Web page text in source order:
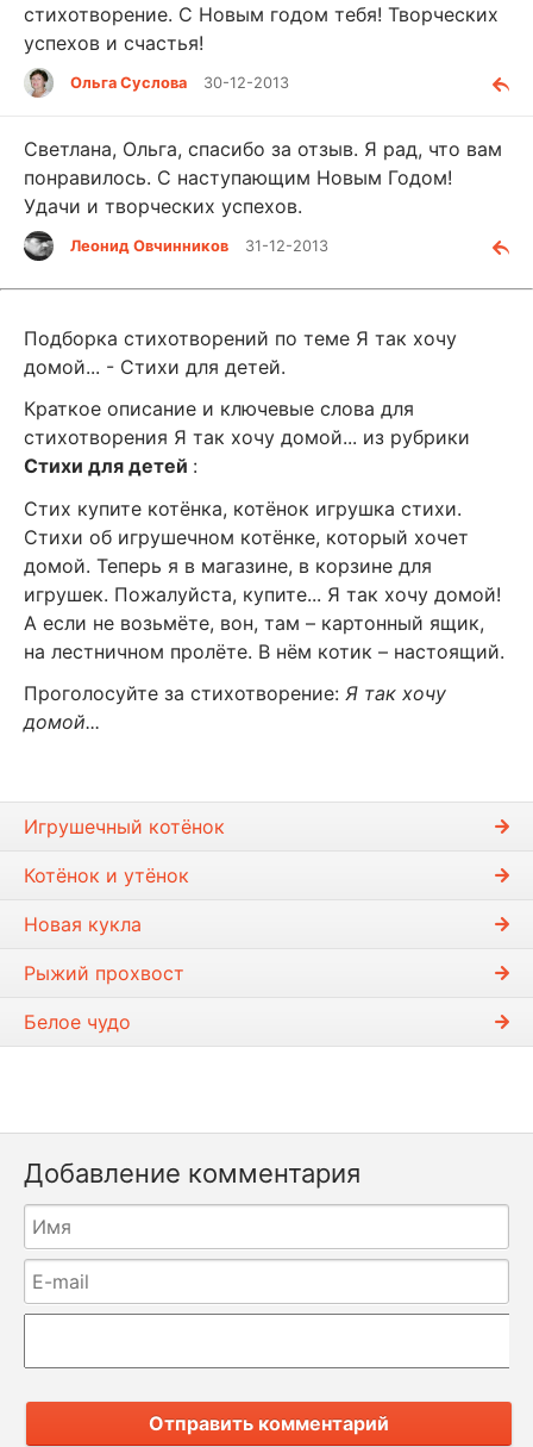
стихотворение. С Новым годом тебя! Творческих
успехов и счастья!
Ольга Суслова 30-12-2013
Светлана, Ольга, спасибо за отзыв. Я рад, что вам
понравилось. С наступающим Новым Годом!
Удачи и творческих успехов.
Леонид Овчинников 31-12-2013
Подборка стихотворений по теме Я так хочу
домой... - Стихи для детей.
Краткое описание и ключевые слова для
стихотворения Я так хочу домой... из рубрики
Стихи для детей :
Стих купите котёнка, котёнок игрушка стихи.
Стихи об игрушечном котёнке, который хочет
домой. Теперь я в магазине, в корзине для
игрушек. Пожалуйста, купите... Я так хочу домой!
А если не возьмёте, вон, там – картонный ящик,
на лестничном пролёте. В нём котик – настоящий.
Проголосуйте за стихотворение: Я так хочу
домой...
Игрушечный котёнок
Котёнок и утёнок
Новая кукла
Рыжий прохвост
Белое чудо
Добавление комментария
Отправить комментарий